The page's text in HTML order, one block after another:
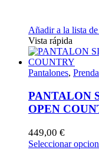
Añadir a la lista de
Vista rápida
Pantalones,
PANTALON
OPEN
449,00 €
Seleccionar